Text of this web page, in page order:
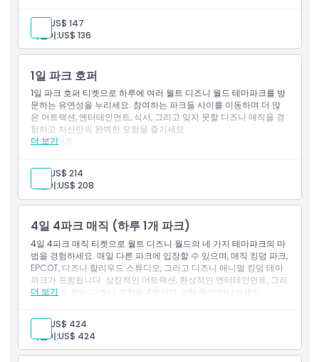
미키의 무섭지 않은 할로윈 파티 입장권
매직 킹덤의 독점 야간 이용
할로윈 테마의 퍼레이드 및 불꽃놀이 관람
공원 곳곳의 트릭 오어 트릿 스테이션에서 간식 모으기
대기 시간이 짧은 선택된 어트랙션 체험
코스튬을 입고 즐기는 가족 친화적인 할로윈 축제
포함 사항
매직 킹덤에서 열리는 미키의 무섭지 않은 할로윈 파티 입장권
성인: US$ 147
어린이:US$ 136
1일 파크 호퍼
1일 파크 호퍼 티켓으로 하루에 여러 월트 디즈니 월드 테마파크를 방
문하는 유연성을 누리세요. 참여하는 파크들 사이를 이동하며 더 많
은 어트랙션, 엔터테인먼트, 식사, 그리고 잊지 못할 디즈니 매직을 경
험하고 자신만의 완벽한 모험을 즐기세요.
더 보기
하이라이트
지정된 파크 호핑 시간 이후에도 파크 호핑 자유롭게 즐기기 (디
즈니 정책에 따름)
더 많은 어트랙션, 쇼, 식사 및 엔터테인먼트 경험
관심사에 맞춘 유연한 일정 계획
하루를 최대한 활용하고 싶은 고객에게 이상적
가족, 커플, 디즈니 팬에게 완벽한 선택
포함 사항
1일 이용권
입장: 같은 날 여러 공원 이용 가능 (매직 킹덤 파크, EPCOT, 디즈
니 할리우드 스튜디오, 디즈니 애니멀 킹덤 중 선택)
성인: US$ 214
어린이:US$ 208
4일 4파크 매직 (하루 1개 파크)
4일 4파크 매직 티켓으로 월트 디즈니 월드의 네 가지 테마파크의 마
법을 경험하세요. 매일 다른 파크에 입장할 수 있으며, 매직 킹덤 파크,
EPCOT, 디즈니 할리우드 스튜디오, 그리고 디즈니 애니멀 킹덤 테마
파크가 포함됩니다. 상징적인 어트랙션, 환상적인 엔터테인먼트, 그리
고 잊을 수 없는 디즈니 경험을 4일간의 모험 동안 만나보세요.
더 보기
4일 동안 4개의 월트 디즈니 월드 테마파크 입장권
하루에 1개의 서로 다른 파크 방문
매직 킹덤 파크 포함
에프코트 포함
성인: US$ 424
어린이:US$ 424